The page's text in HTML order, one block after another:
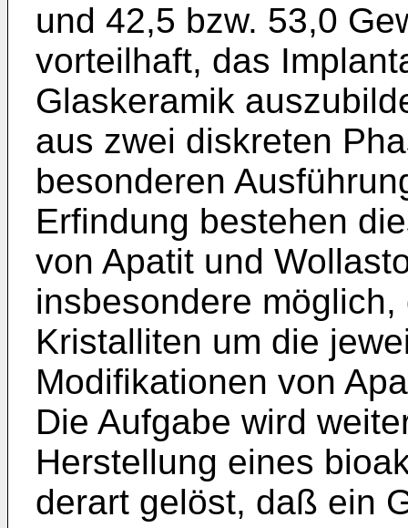
und 42,5 bzw. 53,0
vorteilhaft, das
Glaskeramik
aus zwei diskreten
besonderen
Erfindung bestehen
von Apatit und
insbesondere
Kristalliten um die
Modifikationen von
Die Aufgabe wird
Herstellung eines
derart gelöst, daß ein